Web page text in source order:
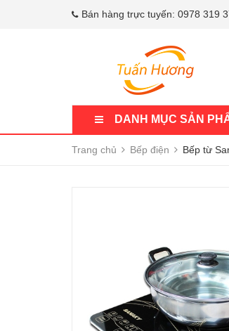
Bán hàng trực tuyến: 0978 319
DANH MỤC SẢN
Trang chủ Bếp điện Bếp từ